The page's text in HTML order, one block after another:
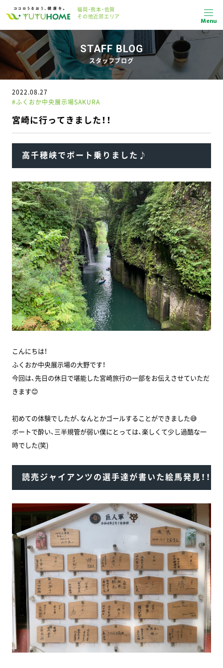
福岡・熊本・佐賀
その他近郊エリア
Menu
STAFF BLOG
スタッフブログ
2022.08.27
#ふくおか中央展示場SAKURA
宮崎に行ってきました！！
高千穂峡でボート乗りました♪
こんにちは！
ふくおか中央展示場の大野です！
今回は、先日の休日で堪能した宮崎旅行の一部をお伝えさせていただ
きます😊
初めての体験でしたが、なんとかゴールすることができました😅
ボートで酔い、三半規管が弱い僕にとっては、楽しくて少し過酷な一
時でした(笑)
読売ジャイアンツの選手達が書いた絵馬発見！！